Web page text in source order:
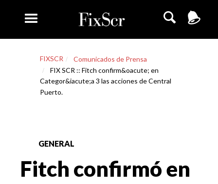
FIXSCR
Comunicados de Prensa
FIX SCR :: Fitch confirm&oacute; en
Categor&iacute;a 3 las acciones de Central
Puerto.
GENERAL
Fitch confirmó en